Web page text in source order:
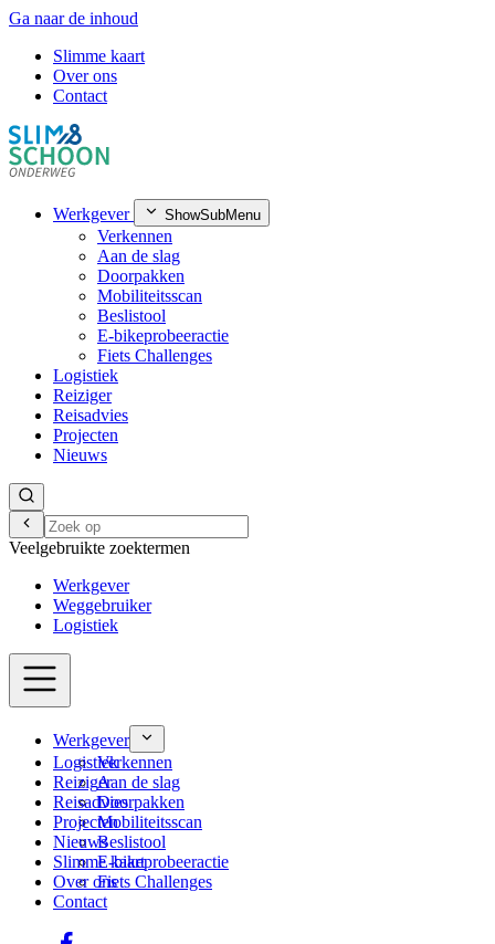
Ga naar de inhoud
Slimme kaart
Over ons
Contact
Werkgever ShowSubMenu
Verkennen
Aan de slag
Doorpakken
Mobiliteitsscan
Beslistool
E-bikeprobeeractie
Fiets Challenges
Logistiek
Reiziger
Reisadvies
Projecten
Nieuws
Veelgebruikte zoektermen
Werkgever
Weggebruiker
Logistiek
Werkgever
Verkennen
Aan de slag
Doorpakken
Mobiliteitsscan
Beslistool
E-bikeprobeeractie
Fiets Challenges
Logistiek
Reiziger
Reisadvies
Projecten
Nieuws
Slimme kaart
Over ons
Contact